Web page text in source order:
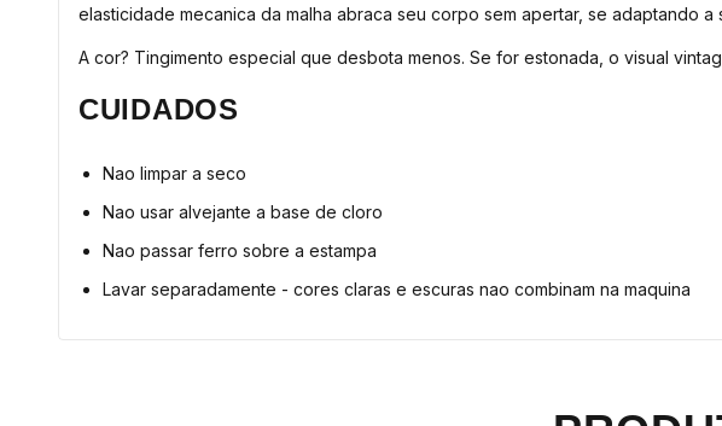
elasticidade mecanica da malha abraca seu corpo sem apertar, se adaptando a
A cor? Tingimento especial que desbota menos. Se for estonada, o visual
CUIDADOS
Nao limpar a seco
Nao usar alvejante a base de cloro
Nao passar ferro sobre a estampa
Lavar separadamente - cores claras e escuras nao combinam na maquina